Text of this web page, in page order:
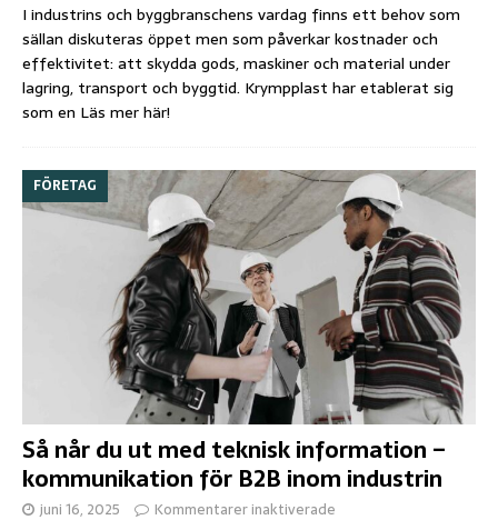
I industrins och byggbranschens vardag finns ett behov som
sällan diskuteras öppet men som påverkar kostnader och
effektivitet: att skydda gods, maskiner och material under
lagring, transport och byggtid. Krympplast har etablerat sig
som en Läs mer här!
Så når du ut med teknisk information –
kommunikation för B2B inom industrin
FÖRETAG
juni 16, 2025 Kommentarer inaktiverade